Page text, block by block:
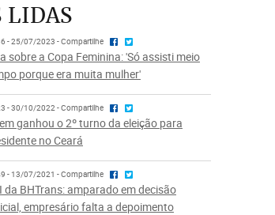
LIDAS
- 25/07/2023 - Compartilhe
sobre a Copa Feminina: 'Só assisti meio
porque era muita mulher'
- 30/10/2022 - Compartilhe
ganhou o 2º turno da eleição para
no Ceará
- 13/07/2021 - Compartilhe
da BHTrans: amparado em decisão
empresário falta a depoimento